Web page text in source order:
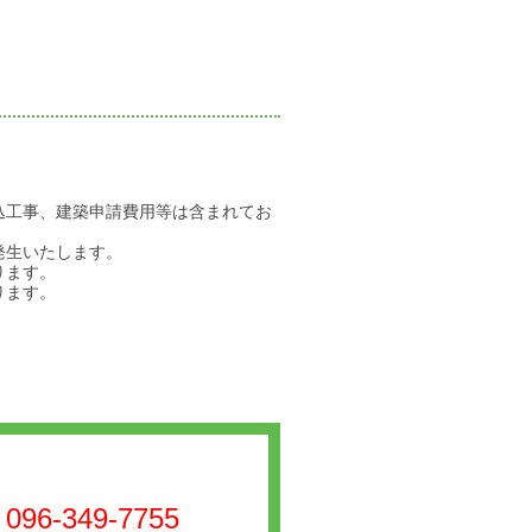
事、建築申請費用等は含まれてお
いたします。
す。
す。
096-349-7755